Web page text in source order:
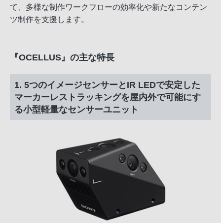
て、多様な制作ワークフローの効率化や新たなコンテン
ツ制作を支援します。
『OCELLUS』の主な特長
1. 5つのイメージセンサーとIR LEDで安定した
マーカーレストラッキングを屋内外で可能にす
る小型軽量なセンサーユニット